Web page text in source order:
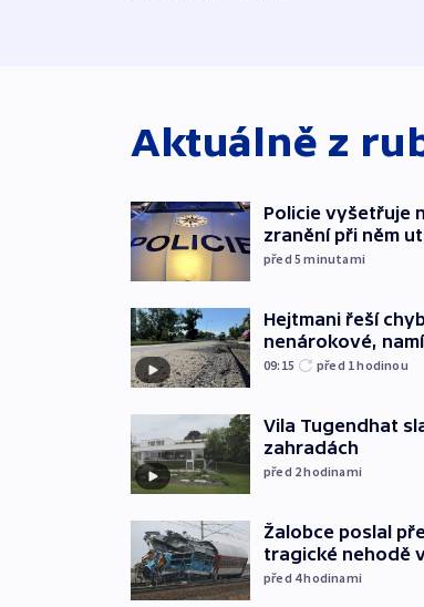
Aktuálně z
Policie vyšetřuje
zranění při něm
před 5minutami
Hejtmani řeší
nenárokové,
09:15 před 1hodinou
Vila Tugendhat
zahradách
před 2hodinami
Žalobce poslal
tragické nehodě
před 4hodinami